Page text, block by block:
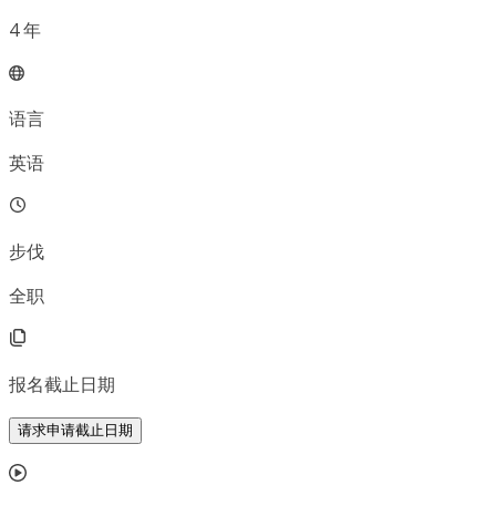
4年
语言
英语
步伐
全职
报名截止日期
请求申请截止日期